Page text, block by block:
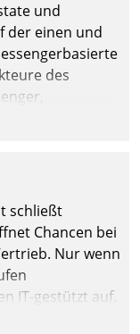
und
der einen und
des
oder
schließt
Chancen bei
Nur wenn
IT-gestützt auf.